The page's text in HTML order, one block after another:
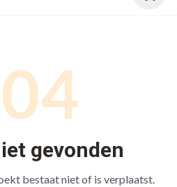
gevonden
bestaat niet of is verplaatst.